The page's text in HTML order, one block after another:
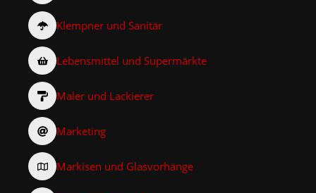
Klempner und Sanitär
Lebensmittel und Supermärkte
Maler und Lackierer
Marketing
Markisen und Glasvorhänge